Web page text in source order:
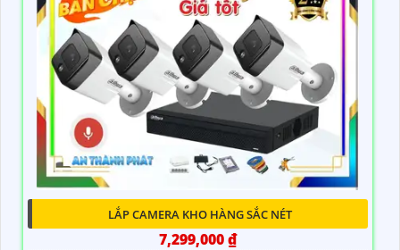
LẮP CAMERA KHO HÀNG SẮC NÉT
7,299,000 ₫